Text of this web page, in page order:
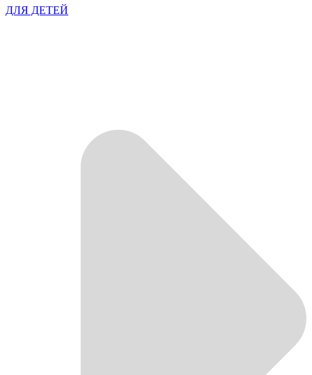
ДЛЯ ДЕТЕЙ